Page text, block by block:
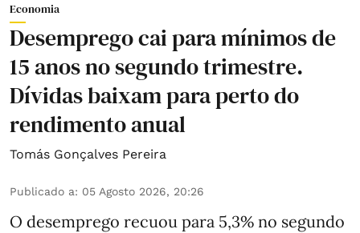
Economia
Desemprego cai para mínimos de
15 anos no segundo trimestre.
Dívidas baixam para perto do
rendimento anual
Tomás Gonçalves Pereira
Publicado a: 05 Agosto 2026, 20:26
O desemprego recuou para 5,3% no segundo